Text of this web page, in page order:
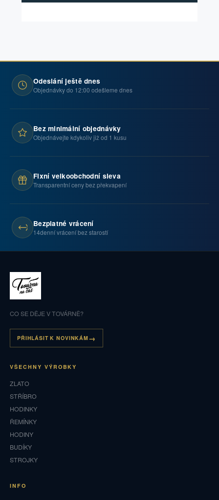
Odeslání ještě dnes
Objednávky do 12:00 odešleme dnes
Bez minimální objednávky
Objednávejte kdykoliv již od 1 kusu
Fixní velkoobchodní sleva
Transparentní ceny bez překvapení
Bezplatné vrácení
14denní vrácení bez starostí
CO SE DĚJE V TOVÁRNĚ?
PŘIHLÁSIT K NOVINKÁM
VŠECHNY VÝROBKY
ZLATO
STŘÍBRO
HODINKY
ŘEMÍNKY
HODINY
BUDÍKY
STROJKY
INFO